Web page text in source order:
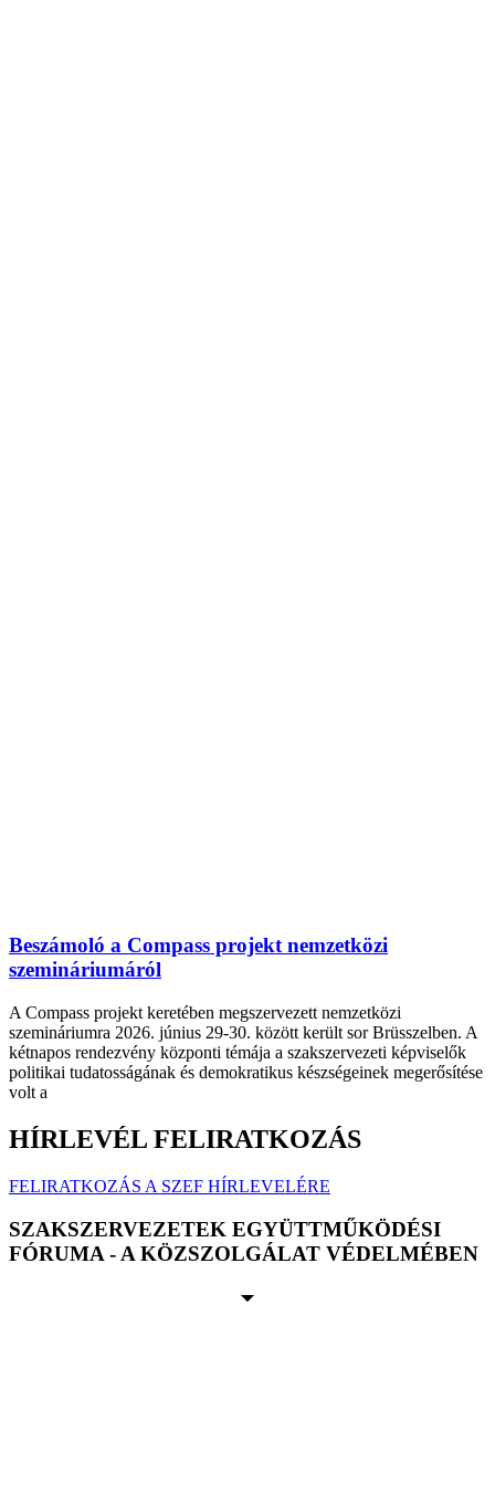
Beszámoló a Compass projekt nemzetközi
szemináriumáról
A Compass projekt keretében megszervezett nemzetközi
szemináriumra 2026. június 29-30. között került sor Brüsszelben. A
kétnapos rendezvény központi témája a szakszervezeti képviselők
politikai tudatosságának és demokratikus készségeinek megerősítése
volt a
HÍRLEVÉL FELIRATKOZÁS
FELIRATKOZÁS A SZEF HÍRLEVELÉRE
SZAKSZERVEZETEK EGYÜTTMŰKÖDÉSI
FÓRUMA - A KÖZSZOLGÁLAT VÉDELMÉBEN